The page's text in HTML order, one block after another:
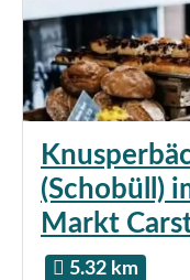
(Schobüll)
Markt
5.32 km